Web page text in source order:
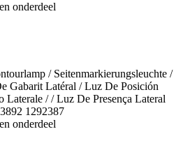
onderdeel
/ Seitenmarkierungsleuchte /
Gabarit Latéral / Luz De Posición
/ / Luz De Presença Lateral
1292387
onderdeel